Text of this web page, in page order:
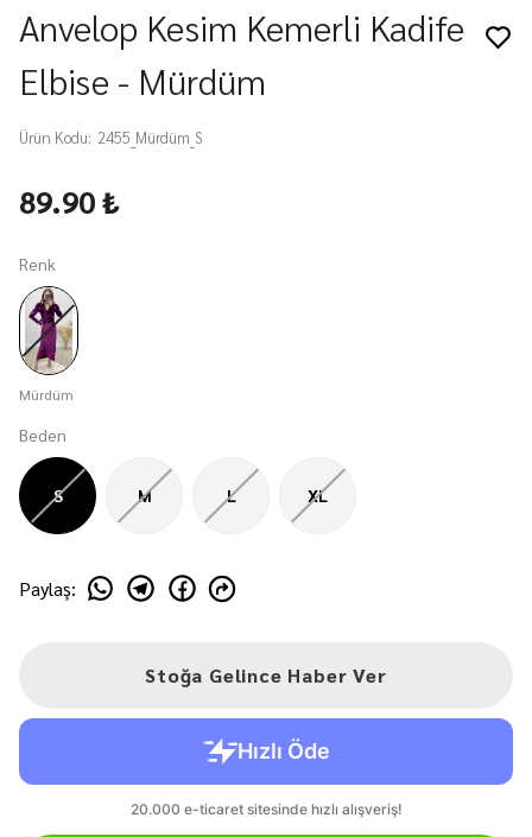
Anvelop Kesim Kemerli Kadife
Elbise - Mürdüm
Ürün Kodu: 2455_Mürdüm_S
89.90 ₺
Renk
Mürdüm
Beden
S M L XL
Paylaş:
Stoğa Gelince Haber Ver